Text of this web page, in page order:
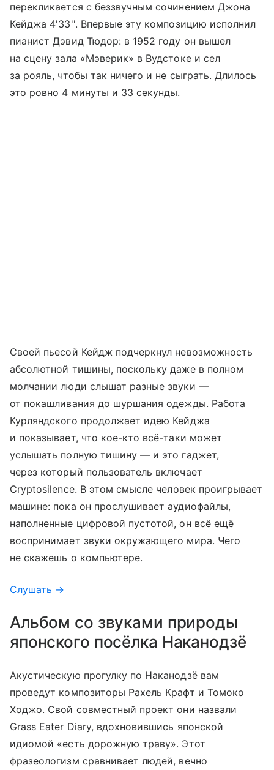
перекликается с беззвучным сочинением Джона
Кейджа 4'33''. Впервые эту композицию исполнил
пианист Дэвид Тюдор: в 1952 году он вышел
на сцену зала «Мэверик»‎ в Вудстоке и сел
за рояль, чтобы так ничего и не сыграть. Длилось
это ровно 4 минуты и 33 секунды.
Своей пьесой Кейдж подчеркнул невозможность
абсолютной тишины, поскольку даже в полном
молчании люди слышат разные звуки —
от покашливания до шуршания одежды. Работа
Курляндского продолжает идею Кейджа
и показывает, что кое-кто всё-таки может
услышать полную тишину — и это гаджет,
через который пользователь включает
Cryptosilence. В этом смысле человек проигрывает
машине: пока он прослушивает аудиофайлы,
наполненные цифровой пустотой, он всё ещё
воспринимает звуки окружающего мира. Чего
не скажешь о компьютере.
Слушать →
Альбом со звуками природы
японского посёлка Наканодзё
Акустическую прогулку по Наканодзё вам
проведут композиторы Рахель Крафт и Томоко
Ходжо. Свой совместный проект они назвали
Grass Eater Diary, вдохновившись японской
идиомой «есть дорожную траву»‎. Этот
фразеологизм сравнивает людей, вечно